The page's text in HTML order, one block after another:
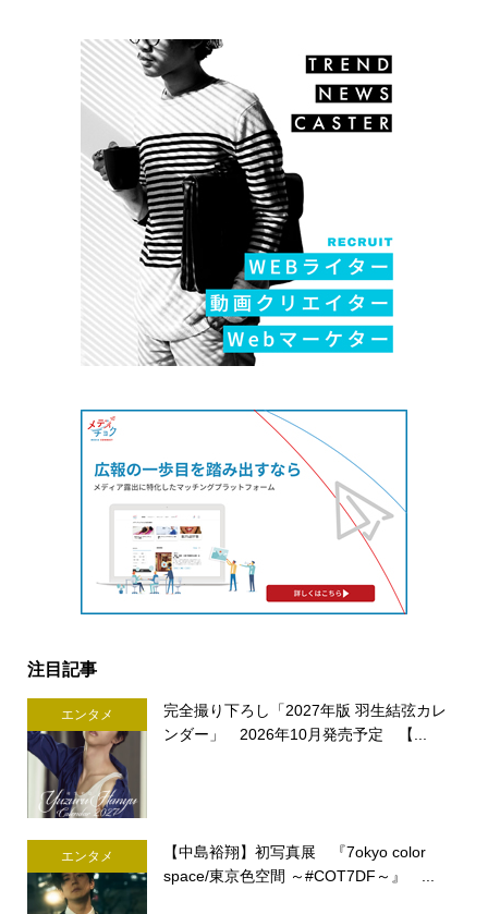
注目記事
エンタメ
完全撮り下ろし「2027年版 羽生結弦カレ
ンダー」 2026年10月発売予定 【...
エンタメ
【中島裕翔】初写真展 『7okyo color
space/東京色空間 ～#COT7DF～』 ...